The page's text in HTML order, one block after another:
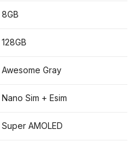
8GB
128GB
Awesome Gray
Nano Sim + Esim
Super AMOLED